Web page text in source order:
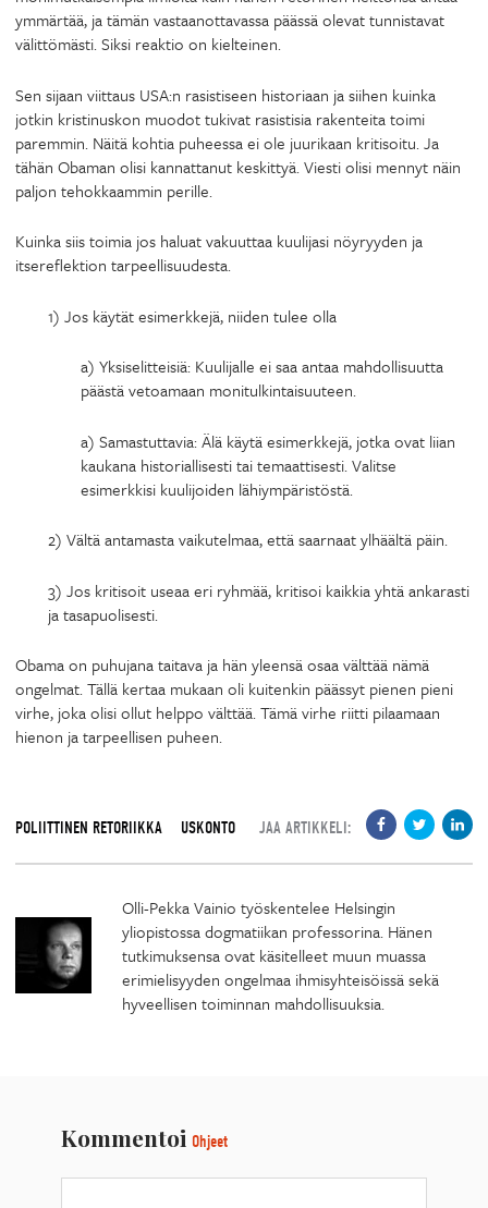
ymmärtää, ja tämän vastaanottavassa päässä olevat tunnistavat
välittömästi. Siksi reaktio on kielteinen.
Sen sijaan viittaus USA:n rasistiseen historiaan ja siihen kuinka
jotkin kristinuskon muodot tukivat rasistisia rakenteita toimi
paremmin. Näitä kohtia puheessa ei ole juurikaan kritisoitu. Ja
tähän Obaman olisi kannattanut keskittyä. Viesti olisi mennyt näin
paljon tehokkaammin perille.
Kuinka siis toimia jos haluat vakuuttaa kuulijasi nöyryyden ja
itsereflektion tarpeellisuudesta.
1) Jos käytät esimerkkejä, niiden tulee olla
a) Yksiselitteisiä: Kuulijalle ei saa antaa mahdollisuutta
päästä vetoamaan monitulkintaisuuteen.
a) Samastuttavia: Älä käytä esimerkkejä, jotka ovat liian
kaukana historiallisesti tai temaattisesti. Valitse
esimerkkisi kuulijoiden lähiympäristöstä.
2) Vältä antamasta vaikutelmaa, että saarnaat ylhäältä päin.
3) Jos kritisoit useaa eri ryhmää, kritisoi kaikkia yhtä ankarasti
ja tasapuolisesti.
Obama on puhujana taitava ja hän yleensä osaa välttää nämä
ongelmat. Tällä kertaa mukaan oli kuitenkin päässyt pienen pieni
virhe, joka olisi ollut helppo välttää. Tämä virhe riitti pilaamaan
hienon ja tarpeellisen puheen.
POLIITTINEN RETORIIKKA USKONTO JAA ARTIKKELI:
Olli-Pekka Vainio työskentelee Helsingin
yliopistossa dogmatiikan professorina. Hänen
tutkimuksensa ovat käsitelleet muun muassa
erimielisyyden ongelmaa ihmisyhteisöissä sekä
hyveellisen toiminnan mahdollisuuksia.
Kommentoi Ohjeet